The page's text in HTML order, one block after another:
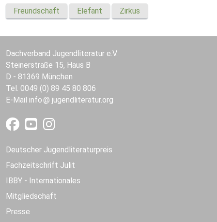
Freundschaft Elefant Zirkus
Dachverband Jugendliteratur e.V.
Steinerstraße 15, Haus B
D - 81369 München
Tel. 0049 (0) 89 45 80 806
E-Mail info jugendliteratur.org
Deutscher Jugendliteraturpreis
Fachzeitschrift Julit
IBBY - Internationales
Mitgliedschaft
Presse